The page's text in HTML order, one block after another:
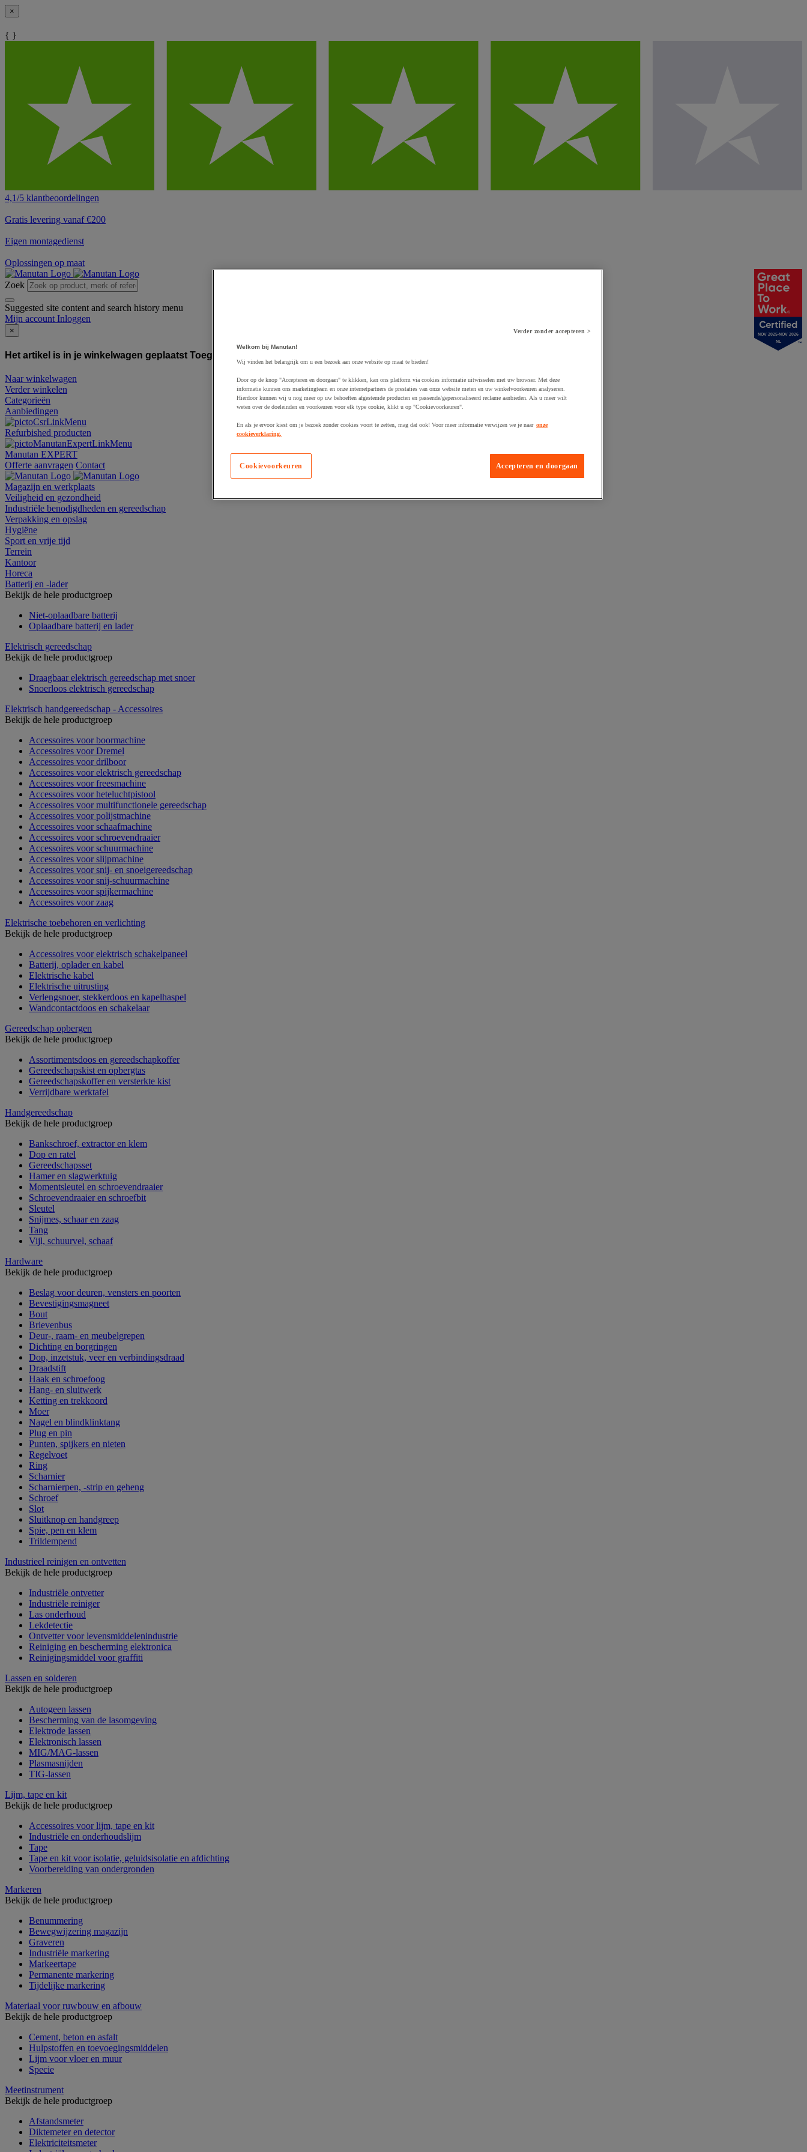
×
{ }
4,1/5 klantbeoordelingen
Gratis levering vanaf €200
Eigen montagedienst
Oplossingen op maat
Zoek
Suggested site content and search history menu
Mijn account Inloggen
×
Het artikel is in je winkelwagen geplaatst Toegevoegd aan winkelwagen
Naar winkelwagen
Verder winkelen
Categorieën
Aanbiedingen
Refurbished producten
Manutan EXPERT
Offerte aanvragen Contact
Magazijn en werkplaats
Veiligheid en gezondheid
Industriële benodigdheden en gereedschap
Verpakking en opslag
Hygiëne
Sport en vrije tijd
Terrein
Kantoor
Horeca
Batterij en -lader
Bekijk de hele productgroep
Niet-oplaadbare batterij
Oplaadbare batterij en lader
Elektrisch gereedschap
Bekijk de hele productgroep
Draagbaar elektrisch gereedschap met snoer
Snoerloos elektrisch gereedschap
Elektrisch handgereedschap - Accessoires
Bekijk de hele productgroep
Accessoires voor boormachine
Accessoires voor Dremel
Accessoires voor drilboor
Accessoires voor elektrisch gereedschap
Accessoires voor freesmachine
Accessoires voor heteluchtpistool
Accessoires voor multifunctionele gereedschap
Accessoires voor polijstmachine
Accessoires voor schaafmachine
Accessoires voor schroevendraaier
Accessoires voor schuurmachine
Accessoires voor slijpmachine
Accessoires voor snij- en snoeigereedschap
Accessoires voor snij-schuurmachine
Accessoires voor spijkermachine
Accessoires voor zaag
Elektrische toebehoren en verlichting
Bekijk de hele productgroep
Accessoires voor elektrisch schakelpaneel
Batterij, oplader en kabel
Elektrische kabel
Elektrische uitrusting
Verlengsnoer, stekkerdoos en kapelhaspel
Wandcontactdoos en schakelaar
Gereedschap opbergen
Bekijk de hele productgroep
Assortimentsdoos en gereedschapkoffer
Gereedschapskist en opbergtas
Gereedschapskoffer en versterkte kist
Verrijdbare werktafel
Handgereedschap
Bekijk de hele productgroep
Bankschroef, extractor en klem
Dop en ratel
Gereedschapsset
Hamer en slagwerktuig
Momentsleutel en schroevendraaier
Schroevendraaier en schroefbit
Sleutel
Snijmes, schaar en zaag
Tang
Vijl, schuurvel, schaaf
Hardware
Bekijk de hele productgroep
Beslag voor deuren, vensters en poorten
Bevestigingsmagneet
Bout
Brievenbus
Deur-, raam- en meubelgrepen
Dichting en borgringen
Dop, inzetstuk, veer en verbindingsdraad
Draadstift
Haak en schroefoog
Hang- en sluitwerk
Ketting en trekkoord
Moer
Nagel en blindklinktang
Plug en pin
Punten, spijkers en nieten
Regelvoet
Ring
Scharnier
Scharnierpen, -strip en geheng
Schroef
Slot
Sluitknop en handgreep
Spie, pen en klem
Trildempend
Industrieel reinigen en ontvetten
Bekijk de hele productgroep
Industriële ontvetter
Industriële reiniger
Las onderhoud
Lekdetectie
Ontvetter voor levensmiddelenindustrie
Reiniging en bescherming elektronica
Reinigingsmiddel voor graffiti
Lassen en solderen
Bekijk de hele productgroep
Autogeen lassen
Bescherming van de lasomgeving
Elektrode lassen
Elektronisch lassen
MIG/MAG-lassen
Plasmasnijden
TIG-lassen
Lijm, tape en kit
Bekijk de hele productgroep
Accessoires voor lijm, tape en kit
Industriële en onderhoudslijm
Tape
Tape en kit voor isolatie, geluidsisolatie en afdichting
Voorbereiding van ondergronden
Markeren
Bekijk de hele productgroep
Benummering
Bewegwijzering magazijn
Graveren
Industriële markering
Markeertape
Permanente markering
Tijdelijke markering
Materiaal voor ruwbouw en afbouw
Bekijk de hele productgroep
Cement, beton en asfalt
Hulpstoffen en toevoegingsmiddelen
Lijm voor vloer en muur
Specie
Meetinstrument
Bekijk de hele productgroep
Afstandsmeter
Diktemeter en detector
Elektriciteitsmeter
NOV 2025-NOV 2026
NL
Verder zonder accepteren >
Welkom bij Manutan!
Wij vinden het belangrijk om u een bezoek aan onze website op maat te bieden!
Door op de knop "Accepteren en doorgaan" te klikken, kan ons platform via cookies informatie uitwisselen met uw browser. Met deze
informatie kunnen ons marketingteam en onze internetpartners de prestaties van onze website meten en uw winkelvoorkeuren analyseren.
Hierdoor kunnen wij u nog meer op uw behoeften afgestemde producten en passende/gepersonaliseerd reclame aanbieden. Als u meer wilt
weten over de doeleinden en voorkeuren voor elk type cookie, klikt u op "Cookievoorkeuren".
En als je ervoor kiest om je bezoek zonder cookies voort te zetten, mag dat ook! Voor meer informatie verwijzen we je naar onze
cookieverklaring.
Accepteren en doorgaan
Cookievoorkeuren